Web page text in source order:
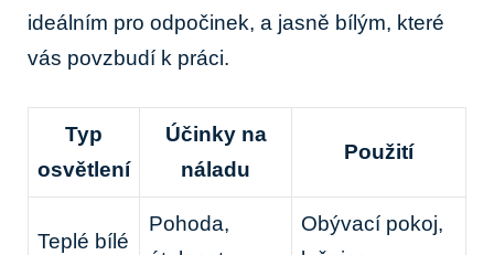
ideálním pro odpočinek, a jasně bílým, které
vás povzbudí k práci.
Typ
osvětlení
Účinky na
náladu
Použití
Teplé bílé
Pohoda,
Obývací pokoj,